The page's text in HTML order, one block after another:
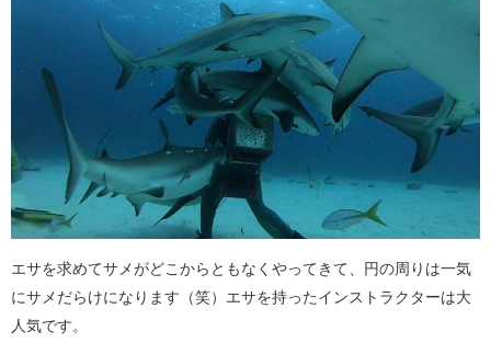
エサを求めてサメがどこからともなくやってきて、円の周りは一気
にサメだらけになります（笑）エサを持ったインストラクターは大
人気です。